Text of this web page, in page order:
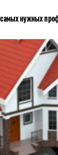
нужных